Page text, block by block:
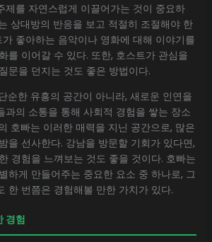
제를 자연스럽게 이끌어가는 것이 중요하
상대방의 반응을 보고 적절히 조절해야 한
좋아하는 음악이나 영화에 대해 이야기를
를 이어갈 수 있다. 또한, 호스트가 관심을
문을 던지는 것도 좋은 방법이다.
순한 유흥의 공간이 아니라, 새로운 인연을
과의 소통을 통해 사회적 경험을 쌓는 장소
호빠는 이러한 매력을 지닌 공간으로, 많은
을 선사한다. 강남을 방문할 기회가 있다면,
경험을 느껴보는 것도 좋을 것이다. 호빠는
하게 만들어주는 중요한 요소 중 하나로, 그
한 번쯤은 경험해볼 만한 가치가 있다.
경험